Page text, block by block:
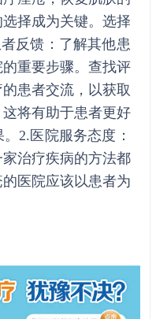
择成为关键。选择
反馈：了解其他患
重要步骤。查找评
患者交流，以获取
将有助于患者更好
2.医院服务态度：
治疗疾病的方法都
医院应该以患者为